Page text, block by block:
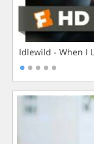
Idlewild - When I